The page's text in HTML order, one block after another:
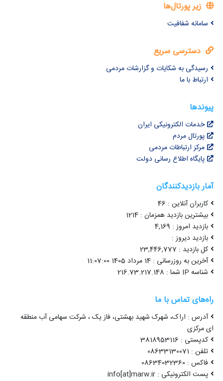
زیر پورتال‌ها
سامانه شفافیت
دسترسی سریع
رسیدگی به شکایات و گزارشات مردمی
ارتباط با ما
پیوندها
خدمات الکترونیکی ایران
پورتال مردم
مرکز ارتباطات مردمی
پایگاه اطلاع رسانی دولت
آمار بازدیدکنندگان
کاربران آنلاین : 46
بیشترین بازدید همزمان : 1214
بازدید امروز : 4,169
بازدید دیروز :
کل بازدید : 23,446,777
آخرین به روزرسانی : 14 مرداد 1405 11:07:00
شناسه IP شما : 216.73.217.148
راه‌های تماس با ما
آدرس : اراک، شهرک شهید بهشتی، فاز یک ، شرکت سهامی آب منطقه
ای مرکزی
کدپستی : 3818953116
تلفن : 08633130071
فاکس : 08634032360
پست الکترونیکی : info[at]marw.ir